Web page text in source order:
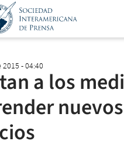
- 04:40
a los
nuevos